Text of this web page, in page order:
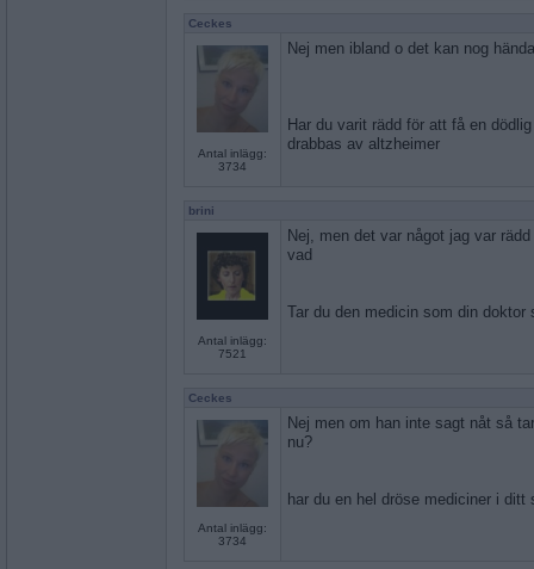
Ceckes
Antal inlägg:
3734
Nej men ibland o det kan nog
Har du varit rädd för att få en
drabbas av altzheimer
brini
Antal inlägg:
7521
Nej, men det var något jag var
vad
Tar du den medicin som din doktor
Ceckes
Antal inlägg:
3734
Nej men om han inte sagt nåt så
nu?
har du en hel dröse mediciner i ditt